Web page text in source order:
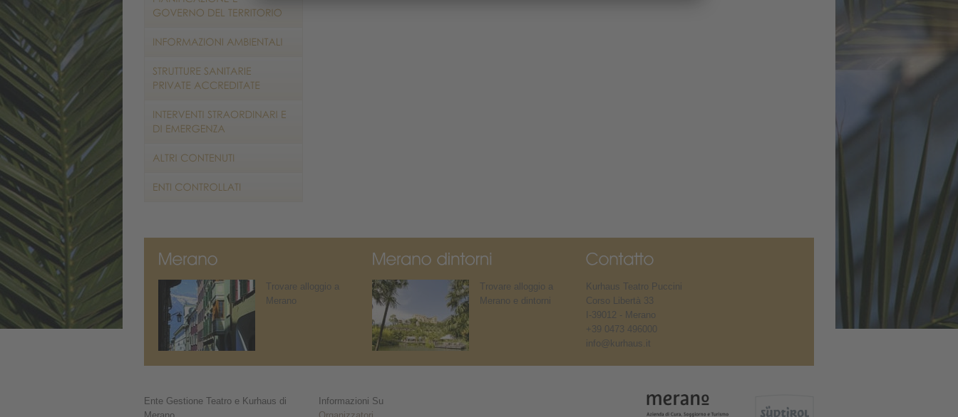
Trovare alloggio a
Merano
Trovare alloggio a
Merano e dintorni
Kurhaus Teatro Puccini
Corso Libertà 33
I-39012 - Merano
+39 0473 496000
info@kurhaus.it
Ente Gestione Teatro e Kurhaus di
Informazioni Su